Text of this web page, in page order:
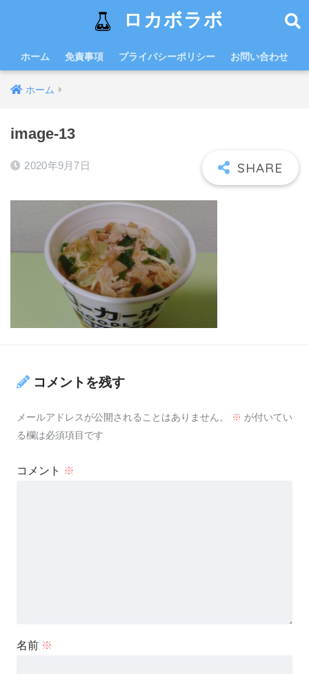
ロカボラボ
ホーム 免責事項 プライバシーポリシー お問い合わせ
ホーム
image-13
2020年9月7日
コメントを残す
メールアドレスが公開されることはありません。 ※ が付いてい
る欄は必須項目です
コメント ※
名前 ※